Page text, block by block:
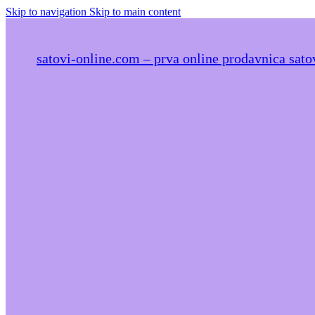
Skip to navigation Skip to main content
satovi-online.com – prva online prodavnica